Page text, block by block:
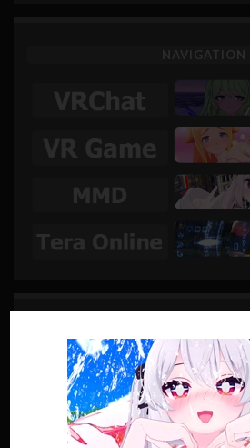
NAVIGATION